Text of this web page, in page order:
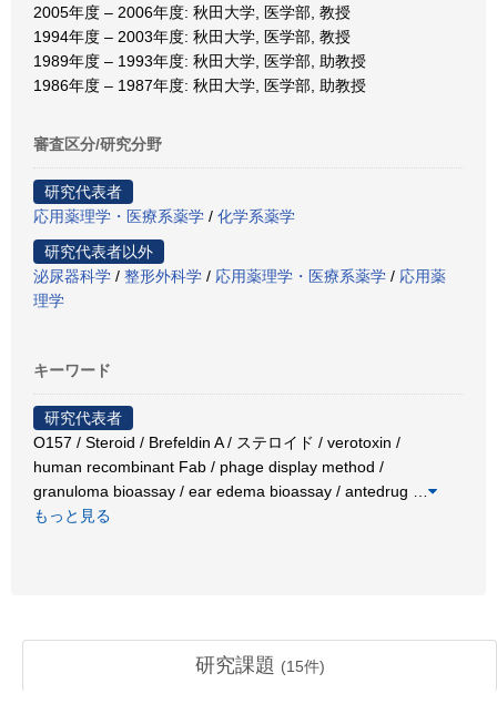
2005年度 – 2006年度: 秋田大学, 医学部, 教授
1994年度 – 2003年度: 秋田大学, 医学部, 教授
1989年度 – 1993年度: 秋田大学, 医学部, 助教授
1986年度 – 1987年度: 秋田大学, 医学部, 助教授
審査区分/研究分野
研究代表者
応用薬理学・医療系薬学 / 化学系薬学
研究代表者以外
泌尿器科学 / 整形外科学 / 応用薬理学・医療系薬学 / 応用薬
理学
キーワード
研究代表者
O157 / Steroid / Brefeldin A / ステロイド / verotoxin /
human recombinant Fab / phage display method /
granuloma bioassay / ear edema bioassay / antedrug
もっと見る
研究課題 (15件)